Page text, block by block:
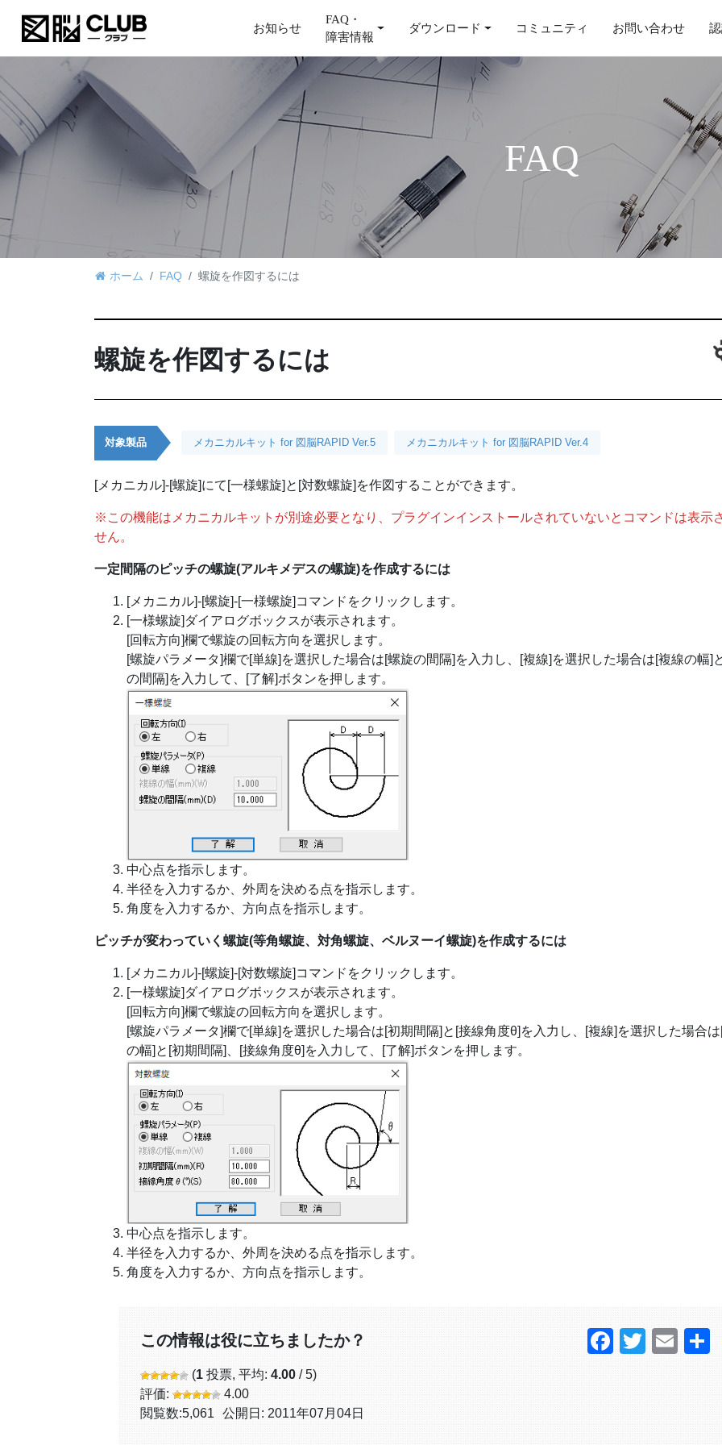
お知らせ
FAQ・
障害情報
ダウンロード コミュニティ お問い合わせ
FAQ
ホーム FAQ 螺旋を作図するには
螺旋を作図するには
対象製品 メカニカルキット for 図脳RAPID Ver.5 メカニカルキット for 図脳RAPID Ver.4
[メカニカル]-[螺旋]にて[一様螺旋]と[対数螺旋]を作図することができます。
※この機能はメカニカルキットが別途必要となり、プラグインインストールされていないとコマンドは表示
せん。
一定間隔のピッチの螺旋(アルキメデスの螺旋)を作成するには
[メカニカル]-[螺旋]-[一様螺旋]コマンドをクリックします。
[一様螺旋]ダイアログボックスが表示されます。
[回転方向]欄で螺旋の回転方向を選択します。
[螺旋パラメータ]欄で[単線]を選択した場合は[螺旋の間隔]を入力し、[複線]を選択した場合は[複線の幅]
の間隔]を入力して、[了解]ボタンを押します。
中心点を指示します。
半径を入力するか、外周を決める点を指示します。
角度を入力するか、方向点を指示します。
ピッチが変わっていく螺旋(等角螺旋、対角螺旋、ベルヌーイ螺旋)を作成するには
[メカニカル]-[螺旋]-[対数螺旋]コマンドをクリックします。
[一様螺旋]ダイアログボックスが表示されます。
[回転方向]欄で螺旋の回転方向を選択します。
[螺旋パラメータ]欄で[単線]を選択した場合は[初期間隔]と[接線角度θ]を入力し、[複線]を選択した場合
の幅]と[初期間隔]、[接線角度θ]を入力して、[了解]ボタンを押します。
中心点を指示します。
半径を入力するか、外周を決める点を指示します。
角度を入力するか、方向点を指示します。
この情報は役に立ちましたか？
(1 投票, 平均: 4.00 / 5)
評価:
4.00
閲覧数:5,061 公開日: 2011年07月04日
Twitter